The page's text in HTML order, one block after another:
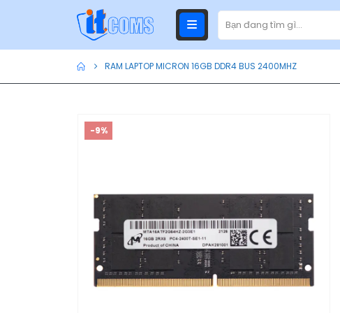
RAM LAPTOP MICRON 16GB DDR4 BUS 2400MHZ
-9%